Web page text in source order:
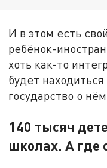
И в этом есть
ребёнок-
хоть как-то
будет
государство о
140 тысяч
школах. А где